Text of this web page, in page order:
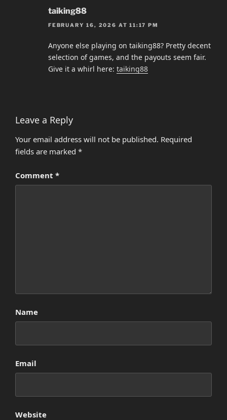
taiking88
FEBRUARY 16, 2026 AT 11:17 PM
Anyone else playing on taiking88? Pretty decent
selection of games, and the payouts seem fair.
Give it a whirl here: taiking88
Leave a Reply
Your email address will not be published. Required
fields are marked *
Comment *
Name
Email
Website